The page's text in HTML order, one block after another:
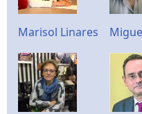
Marisol Linares